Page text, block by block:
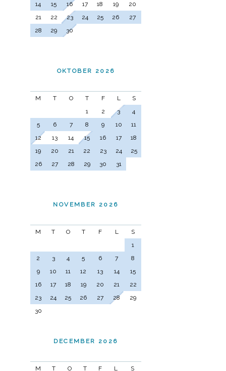
14
15 16 17 18 19
20
21
22 23 24 25 26
27
28
29 30
OKTOBER 2026
M T O T F L
S
1
2 3
4
5
6 7 8 9 10
11
12
13 14 15 16 17
18
19
20 21 22 23 24
25
26
27 28 29 30 31
NOVEMBER 2026
M T O T F L
S
1
2
3 4 5 6 7
8
9
10 11 12 13 14
15
16
17 18 19 20 21
22
23
24 25 26 27 28
29
30
DECEMBER 2026
M T O T F L S